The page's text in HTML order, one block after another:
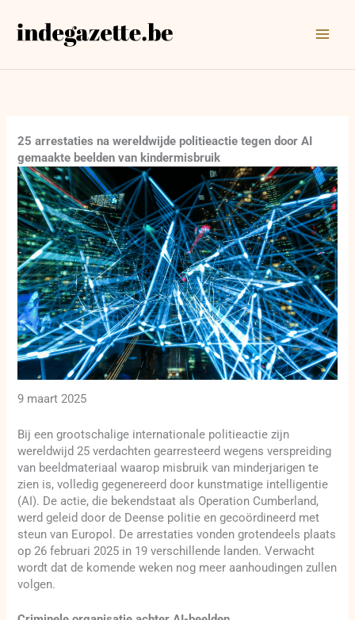
naar
25 arrestaties na wereldwijde politieactie tegen door AI
gemaakte beelden van kindermisbruik
9 maart 2025
Bij een grootschalige internationale politieactie zijn
wereldwijd 25 verdachten gearresteerd wegens verspreiding
van beeldmateriaal waarop misbruik van minderjarigen te
zien is, volledig gegenereerd door kunstmatige intelligentie
(AI). De actie, die bekendstaat als Operation Cumberland,
werd geleid door de Deense politie en gecoördineerd met
steun van Europol. De arrestaties vonden grotendeels plaats
op 26 februari 2025 in 19 verschillende landen. Verwacht
wordt dat de komende weken nog meer aanhoudingen zullen
volgen.